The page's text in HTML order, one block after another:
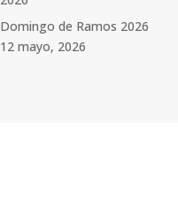
Domingo de Ramos 2026
12 mayo, 2026